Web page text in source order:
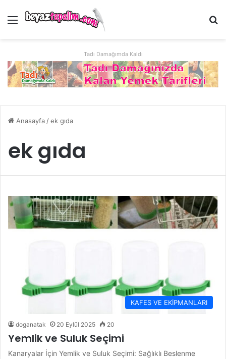
Menü
Tadı Damağımda Kaldı
Anasayfa /ek gıda
ek gıda
KAFES VE EKİPMANLARI
doganatak 20 Eylül 2025 20
Yemlik ve Suluk Seçimi
Kanaryalar İçin Yemlik ve Suluk Seçimi: Sağlıklı Beslenme